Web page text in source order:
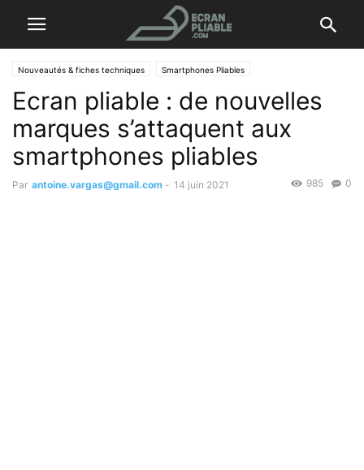
Nouveautés & fiches techniques Smartphones Pliables
Ecran pliable : de nouvelles
marques s’attaquent aux
smartphones pliables
Par antoine.vargas@gmail.com - 14 juin 2021 0
985